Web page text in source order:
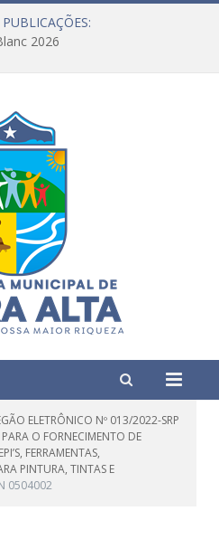
2026
ELETRÔNICO Nº 013/2022-SRP
O FORNECIMENTO DE
FERRAMENTAS,
PINTURA, TINTAS E
0504002